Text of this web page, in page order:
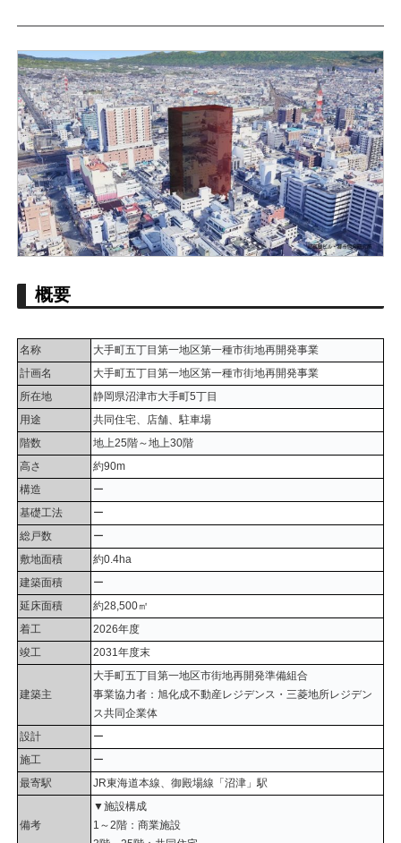
概要
名称
大手町五丁目第一地区第一種市街地再開発事業
計画名
大手町五丁目第一地区第一種市街地再開発事業
所在地
静岡県沼津市大手町5丁目
用途
共同住宅、店舗、駐車場
階数
地上25階～地上30階
高さ
約90m
構造
ー
基礎工法
ー
総戸数
ー
敷地面積
約0.4ha
建築面積
ー
延床面積
約28,500㎡
着工
2026年度
竣工
2031年度末
建築主
大手町五丁目第一地区市街地再開発準備組合
事業協力者：旭化成不動産レジデンス・三菱地所レジデン
ス共同企業体
設計
ー
施工
ー
最寄駅
JR東海道本線、御殿場線「沼津」駅
備考
▼施設構成
1～2階：商業施設